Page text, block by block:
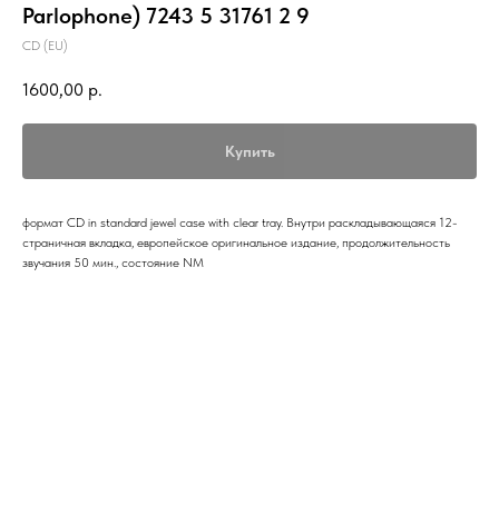
Parlophone) 7243 5 31761 2 9
CD (EU)
1600,00 р.
Купить
формат CD in standard jewel case with clear tray. Внутри раскладывающаяся 12-
страничная вкладка, европейское оригинальное издание, продолжительность
звучания 50 мин., состояние NM